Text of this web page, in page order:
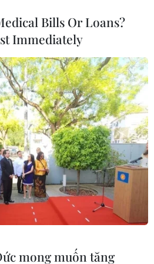
và tặng một ly thủy tinh
tặng đặc biệt dành riêng
viên nữ, với hóa đơn từ
một gói bông tẩy trang
ngày 8/3/2023...
đôi', hoa tươi tăng nhẹ
14/2]
hàng thực phẩm cũng
mãi như gà ác tam nông
đồng/con; thịt vai heo
79.900 đồng/kg; táo
còn 89.000 đồng/kg;
125g giảm 21%, còn
Bills Or Loans?
Immediately
mong muốn tăng